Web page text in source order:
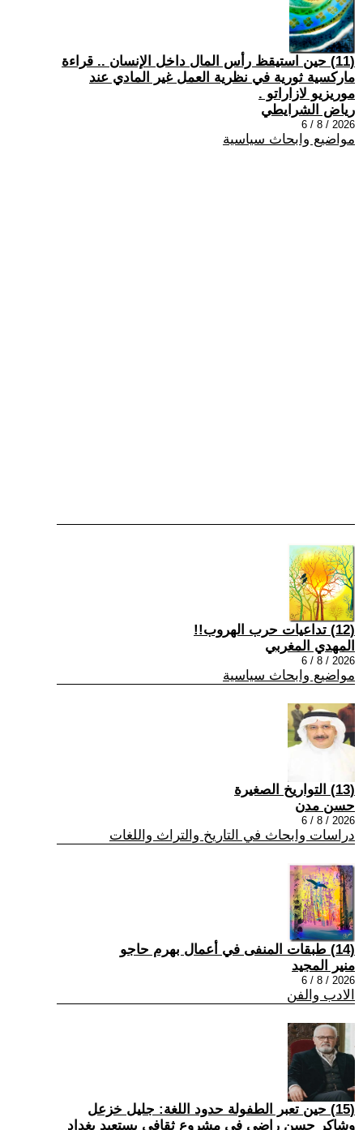
(11) حين استيقظ رأس المال داخل الإنسان .. قراءة
ماركسية ثورية في نظرية العمل غير المادي عند
موريزيو لازاراتو .
رياض الشرايطي
2026 / 8 / 6
مواضيع وابحاث سياسية
(12) تداعيات حرب الهروب!!
المهدي المغربي
2026 / 8 / 6
مواضيع وابحاث سياسية
(13) التواريخ الصغيرة
حسن مدن
2026 / 8 / 6
دراسات وابحاث في التاريخ والتراث واللغات
(14) طبقات المنفى في أعمال بهرم حاجو
منير المجيد
2026 / 8 / 6
الادب والفن
(15) حين تعبر الطفولة حدود اللغة: جليل خزعل
وشاكر حسن راضي في مشروع ثقافي يستعيد بغداد